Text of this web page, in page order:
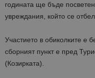
годината ще бъде
увреждания, който се
Участието в обиколките е
сборният пункт е пред
(Козирката).